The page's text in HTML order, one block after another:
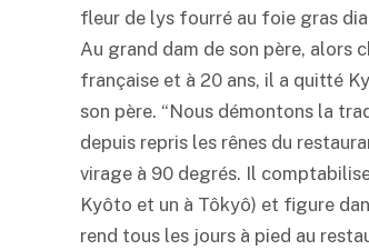
fleur de lys fourré au foie gras
Au grand dam de son père, alors
française et à 20 ans, il a quitté
son père. “Nous démontons la
depuis repris les rênes du
virage à 90 degrés. Il
Kyôto et un à Tôkyô) et figure
rend tous les jours à pied au